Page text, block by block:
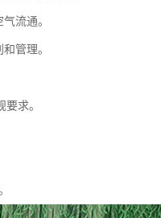
流通。
管理。
求。